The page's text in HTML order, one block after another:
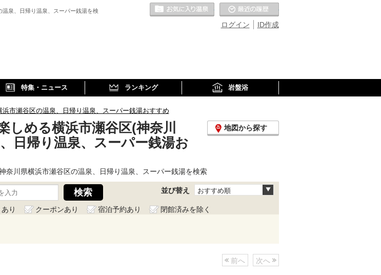
泉、日帰り温泉、スーパー銭湯を検
ID作成
ログイン
お気に入りの温泉
特集・ニュース ランキング 岩盤浴
浜市瀬谷区の温泉、日帰り温泉、スーパー銭湯おすすめ
しめる横浜市瀬谷区(神奈川
日帰り温泉、スーパー銭湯お
地図から探す
奈川県横浜市瀬谷区の温泉、日帰り温泉、スーパー銭湯を検索
並び替え おすすめ順
り クーポンあり 宿泊予約あり
閉館済みを除く
前へ 次へ